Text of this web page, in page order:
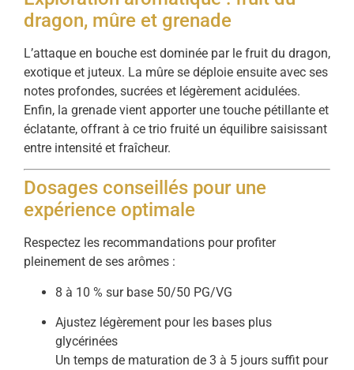
dragon, mûre et grenade
L’attaque en bouche est dominée par le fruit du dragon,
exotique et juteux. La mûre se déploie ensuite avec ses
notes profondes, sucrées et légèrement acidulées.
Enfin, la grenade vient apporter une touche pétillante et
éclatante, offrant à ce trio fruité un équilibre saisissant
entre intensité et fraîcheur.
Dosages conseillés pour une
expérience optimale
Respectez les recommandations pour profiter
pleinement de ses arômes :
8 à 10 % sur base 50/50 PG/VG
Ajustez légèrement pour les bases plus
glycérinées
Un temps de maturation de 3 à 5 jours suffit pour